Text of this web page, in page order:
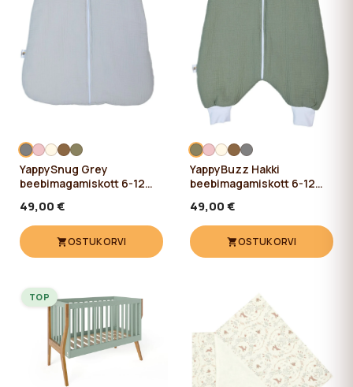
YappySnug Grey
beebimagamiskott 6-12
49,00 €
OSTUKORVI
YappyBuzz Hakki
beebimagamiskott 6-12
49,00 €
OSTUKORVI
TOP